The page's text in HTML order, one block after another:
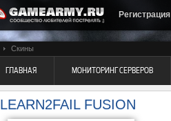
Регистрация
Скины
ГЛАВНАЯ МОНИТОРИНГ СЕРВЕРОВ
LEARN2FAIL FUSION